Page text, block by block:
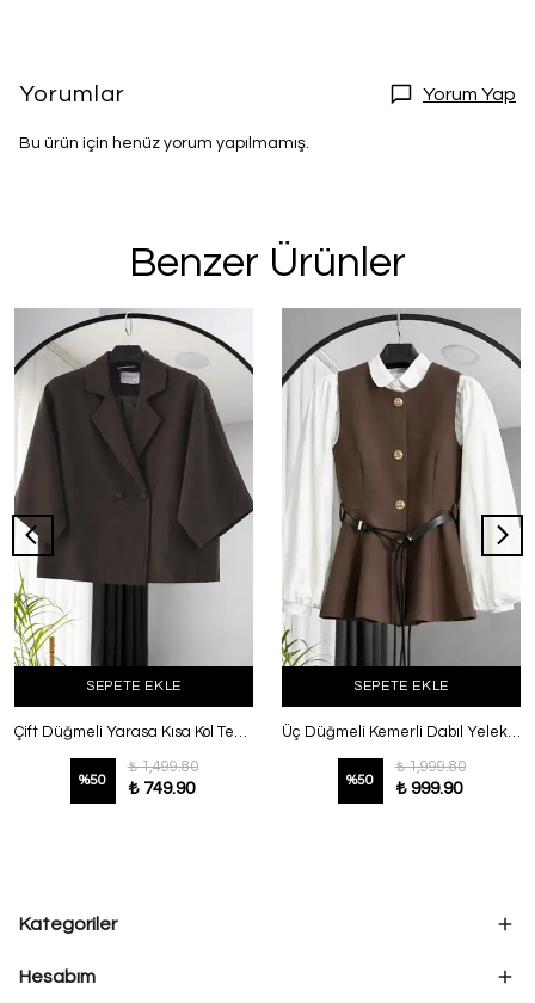
Yorumlar Yorum Yap
Bu ürün için henüz yorum yapılmamış.
Benzer Ürünler
SEPETE EKLE
Çift Düğmeli Yarasa Kısa Kol Tencel Ceket Koyu Kahve
%50
₺ 1,499.80
₺ 749.90
SEPETE EKLE
Üç Düğmeli Kemerli Dabıl Yelek Kahve
%50
₺ 1,999.80
₺ 999.90
Kategoriler
Hesabım